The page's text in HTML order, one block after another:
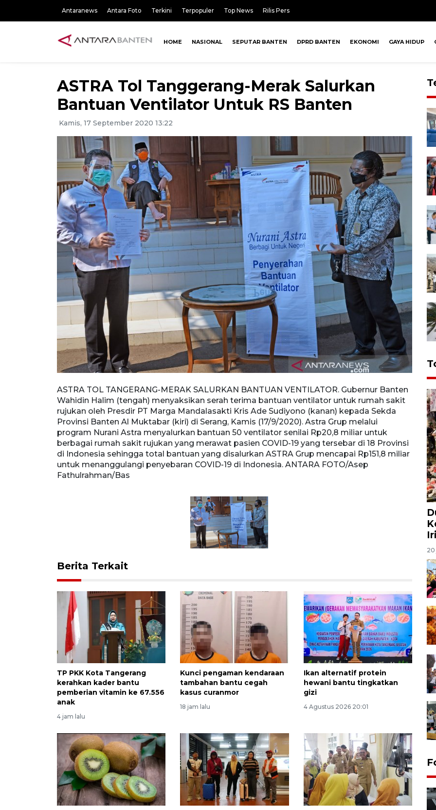
Antaranews Antara Foto Terkini Terpopuler Top News Rilis Pers
HOME NASIONAL SEPUTAR BANTEN DPRD BANTEN EKONOMI GAYA HIDUP
ASTRA Tol Tanggerang-Merak Salurkan
Bantuan Ventilator Untuk RS Banten
Kamis, 17 September 2020 13:22
ASTRA TOL TANGERANG-MERAK SALURKAN BANTUAN VENTILATOR. Gubernur Banten
Wahidin Halim (tengah) menyaksikan serah terima bantuan ventilator untuk rumah sakit
rujukan oleh Presdir PT Marga Mandalasakti Kris Ade Sudiyono (kanan) kepada Sekda
Provinsi Banten Al Muktabar (kiri) di Serang, Kamis (17/9/2020). Astra Grup melalui
program Nurani Astra menyalurkan bantuan 50 ventilator senilai Rp20,8 miliar untuk
berbagai rumah sakit rujukan yang merawat pasien COVID-19 yang tersebar di 18 Provinsi
di Indonesia sehingga total bantuan yang disalurkan ASTRA Grup mencapai Rp151,8 miliar
untuk menanggulangi penyebaran COVID-19 di Indonesia. ANTARA FOTO/Asep
Fathulrahman/Bas
Berita Terkait
TP PKK Kota Tangerang
kerahkan kader bantu
pemberian vitamin ke 67.556
anak
4 jam lalu
Kunci pengaman kendaraan
tambahan bantu cegah
kasus curanmor
18 jam lalu
Ikan alternatif protein
hewani bantu tingkatkan
gizi
4 Agustus 2026 20:01
20